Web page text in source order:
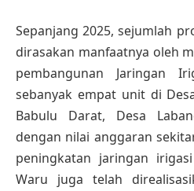
Sepanjang 2025, sejumlah
dirasakan manfaatnya oleh
pembangunan Jaringan
sebanyak empat unit di
Babulu Darat, Desa
dengan nilai anggaran
peningkatan jaringan
Waru juga telah